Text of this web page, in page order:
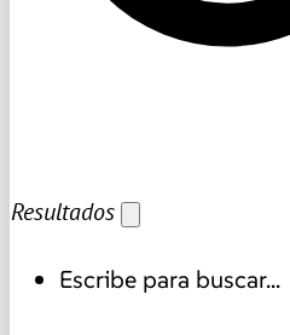
Resultados
Escribe para buscar...